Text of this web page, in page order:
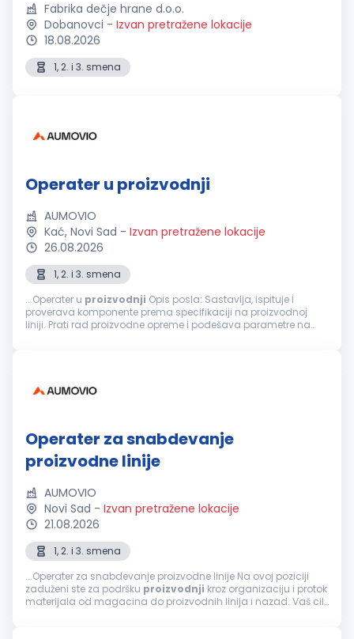
Fabrika dečje hrane d.o.o.
Dobanovci - Izvan pretražene lokacije
18.08.2026
1, 2. i 3. smena
Operater u proizvodnji
AUMOVIO
Kać, Novi Sad - Izvan pretražene lokacije
26.08.2026
1, 2. i 3. smena
...Operater u proizvodnji
proverava komponente prema specifikaciji na proizvodnoj
liniji. Prati rad proizvodne opreme i podešava parametre na
Operater za snabdevanje
proizvodne linije
AUMOVIO
Novi Sad - Izvan pretražene lokacije
21.08.2026
1, 2. i 3. smena
...Operater za snabdevanje proizvodne linije Na ovoj poziciji
zaduženi ste za podršku proizvodnji kroz organizaciju i protok
materijala od magacina do proizvodnih linija i nazad. Vaš cilj